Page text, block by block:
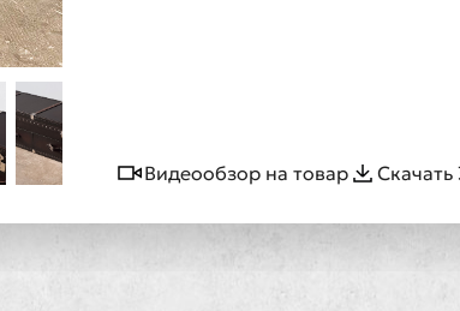
Видеообзор на товар